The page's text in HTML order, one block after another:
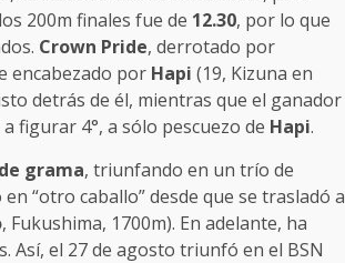
200m finales fue de 12.30, por lo que
Crown Pride, derrotado por
encabezado por Hapi (19, Kizuna en
detrás de él, mientras que el ganador
figurar 4°, a sólo pescuezo de Hapi.
grama, triunfando en un trío de
“otro caballo” desde que se trasladó a
, Fukushima, 1700m). En adelante, ha
Así, el 27 de agosto triunfó en el BSN